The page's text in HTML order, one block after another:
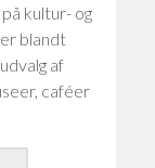
kultur- og
blandt
af
caféer